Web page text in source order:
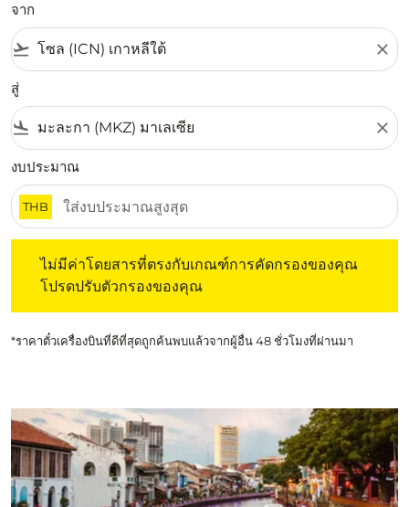
จาก
flight_takeoff close
สู่
flight_land close
งบประมาณ
THB
ไม่มีค่าโดยสารที่ตรงกับเกณฑ์การคัดกรองของคุณ
โปรดปรับตัวกรองของคุณ
*ราคาตั๋วเครื่องบินที่ดีที่สุดถูกค้นพบแล้วจากผู้อื่น 48 ชั่วโมงที่ผ่านมา